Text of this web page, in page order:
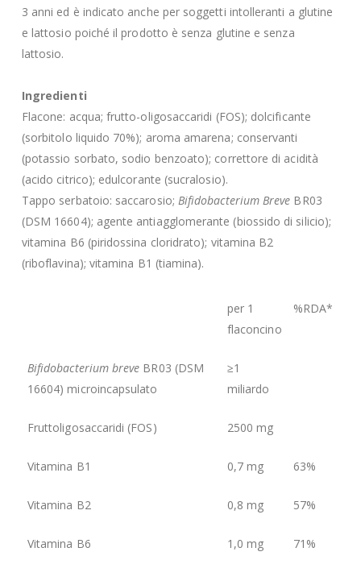
3 anni ed è indicato anche per soggetti intolleranti a glutine
e lattosio poiché il prodotto è senza glutine e senza
lattosio.
Ingredienti
Flacone: acqua; frutto-oligosaccaridi (FOS); dolcificante
(sorbitolo liquido 70%); aroma amarena; conservanti
(potassio sorbato, sodio benzoato); correttore di acidità
(acido citrico); edulcorante (sucralosio).
Tappo serbatoio: saccarosio; Bifidobacterium Breve BR03
(DSM 16604); agente antiagglomerante (biossido di silicio);
vitamina B6 (piridossina cloridrato); vitamina B2
(riboflavina); vitamina B1 (tiamina).
per 1
flaconcino
%RDA*
Bifidobacterium breve BR03 (DSM
16604) microincapsulato
≥1
miliardo
Fruttoligosaccaridi (FOS) 2500 mg
Vitamina B1 0,7 mg 63%
Vitamina B2 0,8 mg 57%
Vitamina B6 1,0 mg 71%